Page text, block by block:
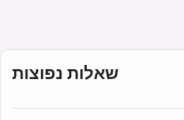
שאלות נפוצות